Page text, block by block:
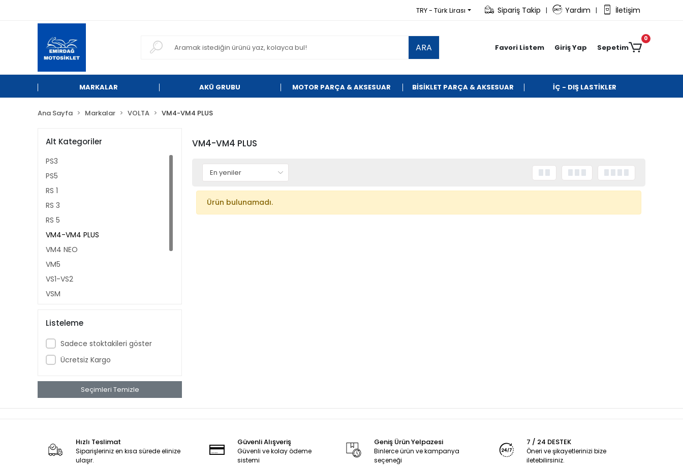
TRY - Türk Lirası Sipariş Takip | Yardım | İletişim
ARA Favori Listem Giriş Yap Sepetim
0
MARKALAR AKÜ GRUBU MOTOR PARÇA & AKSESUAR BİSİKLET PARÇA & AKSESUAR İÇ - DIŞ LASTİKLER
Ana Sayfa Markalar VOLTA VM4-VM4 PLUS
Alt Kategoriler
PS3
PS5
RS 1
RS 3
RS 5
VM4-VM4 PLUS
VM4 NEO
VM5
VS1-VS2
VSM
VSX
VT5
APM5
Listeleme
Sadece stoktakileri göster
Ücretsiz Kargo
Seçimleri Temizle
VM4-VM4 PLUS
Ürün bulunamadı.
Hızlı Teslimat
Siparişleriniz en kısa sürede elinize
ulaşır.
Güvenli Alışveriş
Güvenli ve kolay ödeme
sistemi
Geniş Ürün Yelpazesi
Binlerce ürün ve kampanya
seçeneği
7 / 24 DESTEK
Öneri ve şikayetlerinizi bize
iletebilirsiniz.